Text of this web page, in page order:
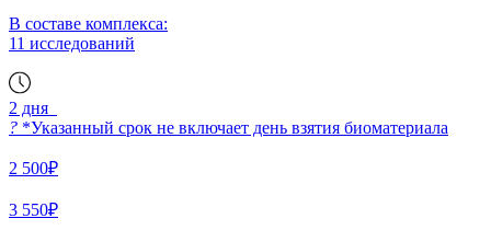
В составе комплекса:
11 исследований
2 дня
? *Указанный срок не включает день взятия биоматериала
2 500₽
3 550₽